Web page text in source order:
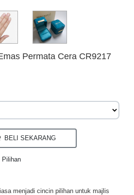
Permata Cera CR9217
BELI SEKARANG
Pilihan
menjadi cincin pilihan untuk majlis